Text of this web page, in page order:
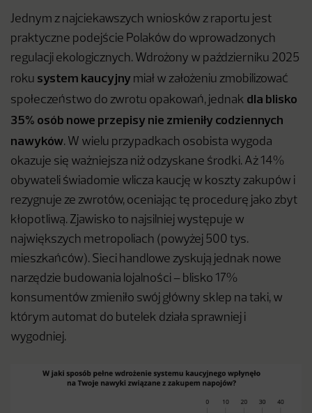
Jednym z najciekawszych wniosków z raportu jest
praktyczne podejście Polaków do wprowadzonych
regulacji ekologicznych. Wdrożony w październiku 2025
roku system kaucyjny miał w założeniu zmobilizować
społeczeństwo do zwrotu opakowań, jednak dla blisko
35% osób nowe przepisy nie zmieniły codziennych
nawyków. W wielu przypadkach osobista wygoda
okazuje się ważniejsza niż odzyskane środki. Aż 14%
obywateli świadomie wlicza kaucję w koszty zakupów i
rezygnuje ze zwrotów, oceniając tę procedurę jako zbyt
kłopotliwą. Zjawisko to najsilniej występuje w
największych metropoliach (powyżej 500 tys.
mieszkańców). Sieci handlowe zyskują jednak nowe
narzędzie budowania lojalności – blisko 17%
konsumentów zmieniło swój główny sklep na taki, w
którym automat do butelek działa sprawniej i
wygodniej.